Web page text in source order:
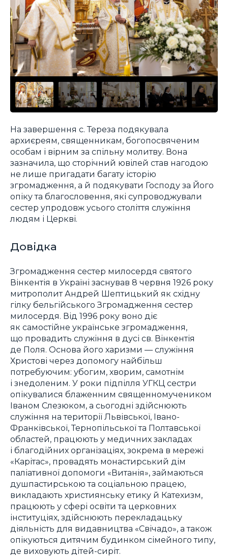
На завершення с. Тереза подякувала
архиєреям, священникам, богопосвяченим
особам і вірним за спільну молитву. Вона
зазначила, що сторічний ювілей став нагодою
не лише пригадати багату історію
згромадження, а й подякувати Господу за Його
опіку та благословення, які супроводжували
сестер упродовж усього століття служіння
людям і Церкві.
Довідка
Згромадження сестер милосердя святого
Вінкентія в Україні заснував 8 червня 1926 року
митрополит Андрей Шептицький як східну
гілку бельгійського Згромадження сестер
милосердя. Від 1996 року воно діє
як самостійне українське згромадження,
що провадить служіння в дусі св. Вінкентія
де Поля. Основа його харизми — служіння
Христові через допомогу найбільш
потребуючим: убогим, хворим, самотнім
і знедоленим. У роки підпілля УГКЦ сестри
опікувалися блаженним священномучеником
Іваном Слезюком, а сьогодні здійснюють
служіння на території Львівської, Івано-
Франківської, Тернопільської та Полтавської
областей, працюють у медичних закладах
і благодійних організаціях, зокрема в мережі
«Карітас», провадять монастирський дім
паліативної допомоги «Витанія», займаються
душпастирською та соціальною працею,
викладають християнську етику й Катехизм,
працюють у сфері освіти та церковних
інституціях, здійснюють перекладацьку
діяльність для видавництва «Свічадо», а також
опікуються дитячим будинком сімейного типу,
де виховують дітей-сиріт.